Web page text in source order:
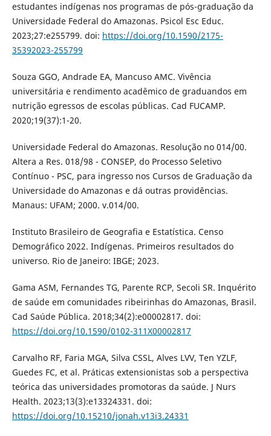
estudantes indígenas nos programas de pós-graduação da
Universidade Federal do Amazonas. Psicol Esc Educ.
2023;27:e255799. doi: https://doi.org/10.1590/2175-
35392023-255799
Souza GGO, Andrade EA, Mancuso AMC. Vivência
universitária e rendimento acadêmico de graduandos em
nutrição egressos de escolas públicas. Cad FUCAMP.
2020;19(37):1-20.
Universidade Federal do Amazonas. Resolução no 014/00.
Altera a Res. 018/98 - CONSEP, do Processo Seletivo
Contínuo - PSC, para ingresso nos Cursos de Graduação da
Universidade do Amazonas e dá outras providências.
Manaus: UFAM; 2000. v.014/00.
Instituto Brasileiro de Geografia e Estatística. Censo
Demográfico 2022. Indígenas. Primeiros resultados do
universo. Rio de Janeiro: IBGE; 2023.
Gama ASM, Fernandes TG, Parente RCP, Secoli SR. Inquérito
de saúde em comunidades ribeirinhas do Amazonas, Brasil.
Cad Saúde Pública. 2018;34(2):e00002817. doi:
https://doi.org/10.1590/0102-311X00002817
Carvalho RF, Faria MGA, Silva CSSL, Alves LVV, Ten YZLF,
Guedes FC, et al. Práticas extensionistas sob a perspectiva
teórica das universidades promotoras da saúde. J Nurs
Health. 2023;13(3):e13324331. doi:
https://doi.org/10.15210/jonah.v13i3.24331